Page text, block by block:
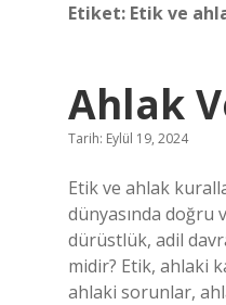
Etiket: Etik ve
Ahlak
Tarih: Eylül 19, 2024
Etik ve ahlak
dünyasında doğru
dürüstlük, adil
midir? Etik, ahlaki
ahlaki sorunlar,